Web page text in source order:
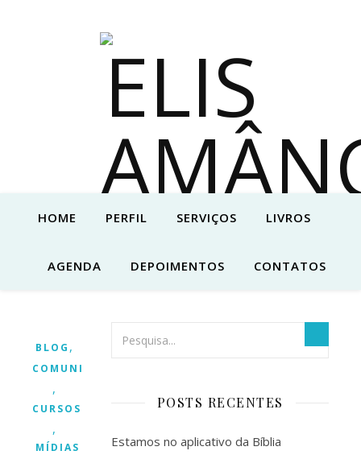
HOME PERFIL SERVIÇOS LIVROS
AGENDA DEPOIMENTOS CONTATOS
BLOG ,
COMUNICAÇÃO
,
CURSOS/EVENTOS
,
MÍDIAS
POSTS RECENTES
Estamos no aplicativo da Bíblia